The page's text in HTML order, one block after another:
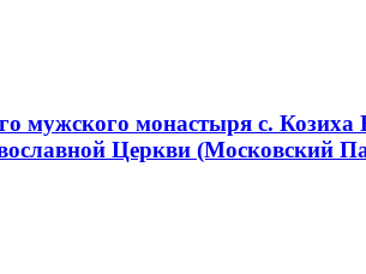
мужского монастыря с.
Церкви (Московский